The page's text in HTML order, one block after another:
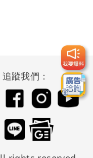
追蹤我們：